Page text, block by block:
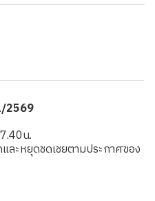
2569
น.
ะหยุดชดเชยตามประกาศของ